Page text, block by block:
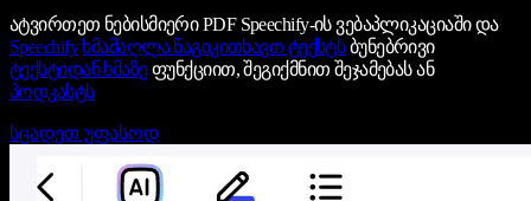
ატვირთეთ ნებისმიერი PDF Speechify-ის ვებაპლიკაციაში და
Speechify ხმამაღლა წაგიკითხავთ ტექსტსბუნებრივი
ტექსტიდან ხმაზეფუნქციით, შეგიქმნით შეჯამებას ან
პოდკასტს
სცადეთ უფასოდ